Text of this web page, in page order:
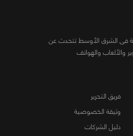
فى الشرق الأوسط تتحدث عن
والألعاب والهواتف
فريق التحرير
وثيقة الخصوصية
دليل الشركات